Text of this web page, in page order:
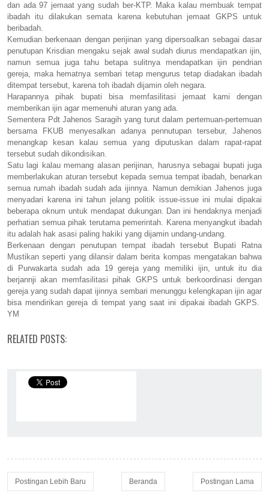
dan ada 97 jemaat yang sudah ber-KTP. Maka kalau membuak tempat
ibadah itu dilakukan semata karena kebutuhan jemaat GKPS untuk
beribadah.
Kemudian berkenaan dengan perijinan yang dipersoalkan sebagai dasar
penutupan Krisdian mengaku sejak awal sudah diurus mendapatkan ijin,
namun semua juga tahu betapa sulitnya mendapatkan ijin pendrian
gereja, maka hematnya sembari tetap mengurus tetap diadakan ibadah
ditempat tersebut, karena toh ibadah dijamin oleh negara.
Harapannya pihak bupati bisa memfasilitasi jemaat kami dengan
memberikan ijin agar memenuhi aturan yang ada.
Sementera Pdt Jahenos Saragih yang turut dalam pertemuan-pertemuan
bersama FKUB menyesalkan adanya pennutupan tersebur, Jahenos
menangkap kesan kalau semua yang diputuskan dalam rapat-rapat
tersebut sudah dikondisikan.
Satu lagi kalau memang alasan perijinan, harusnya sebagai bupati juga
memberlakukan aturan tersebut kepada semua tempat ibadah, benarkan
semua rumah ibadah sudah ada ijinnya. Namun demikian Jahenos juga
menyadari karena ini tahun jelang politik issue-issue ini mulai dipakai
beberapa oknum untuk mendapat dukungan. Dan ini hendaknya menjadi
perhatian semua pihak terutama pemerintah. Karena menyangkut ibadah
itu adalah hak asasi paling hakiki yang dijamin undang-undang.
Berkenaan dengan penutupan tempat ibadah tersebut Bupati Ratna
Mustikan seperti yang dilansir dalam berita kompas mengatakan bahwa
di Purwakarta sudah ada 19 gereja yang memiliki ijin, untuk itu dia
berjannji akan memfasilitasi pihak GKPS untuk berkoordinasi dengan
gereja yang sudah dapat ijinnya sembari menunggu kelengkapan ijin agar
bisa mendirikan gereja di tempat yang saat ini dipakai ibadah GKPS.
YM
RELATED POSTS:
Postingan Lebih Baru Postingan Lama
Beranda